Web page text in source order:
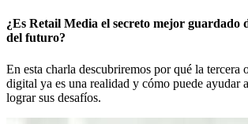
¿Es Retail Media el secreto mejor guardado
del futuro?
En esta charla descubriremos por qué la tercera
digital ya es una realidad y cómo puede ayudar
lograr sus desafíos.